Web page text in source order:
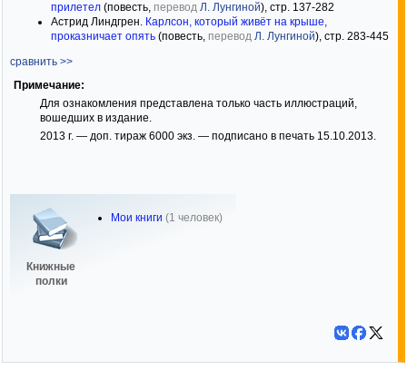
прилетел (повесть, перевод Л. Лунгиной), стр. 137-282
Астрид Линдгрен. Карлсон, который живёт на крыше,
проказничает опять (повесть, перевод Л. Лунгиной), стр. 283-445
сравнить >>
Примечание:
Для ознакомления представлена только часть иллюстраций,
вошедших в издание.
2013 г. — доп. тираж 6000 экз. — подписано в печать 15.10.2013.
Книжные
полки
Мои книги (1 человек)